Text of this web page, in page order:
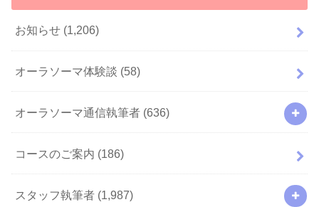
お知らせ (1,206)
オーラソーマ体験談 (58)
オーラソーマ通信執筆者 (636)
コースのご案内 (186)
スタッフ執筆者 (1,987)